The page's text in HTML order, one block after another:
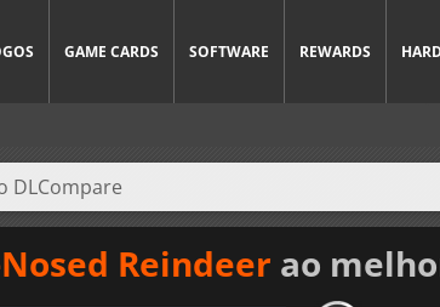
GAME CARDS SOFTWARE REWARDS
Reindeer ao